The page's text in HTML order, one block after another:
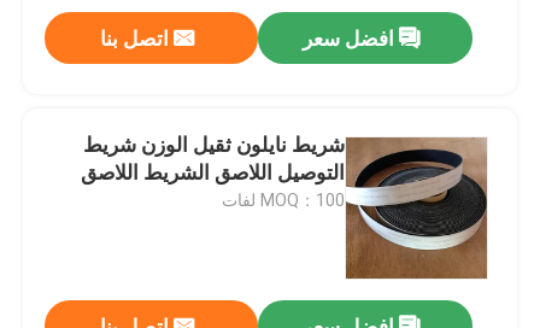
افضل سعر اتصل بنا
شريط نايلون ثقيل الوزن شريط
التوصيل اللاصق الشريط اللاصق
MOQ：100 لفات